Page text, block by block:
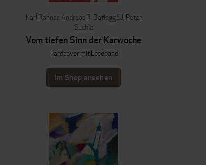
Karl Rahner, Andreas R. Batlogg SJ, Peter
Suchla
Vom tiefen Sinn der Karwoche
Hardcover mit Leseband
Im Shop ansehen